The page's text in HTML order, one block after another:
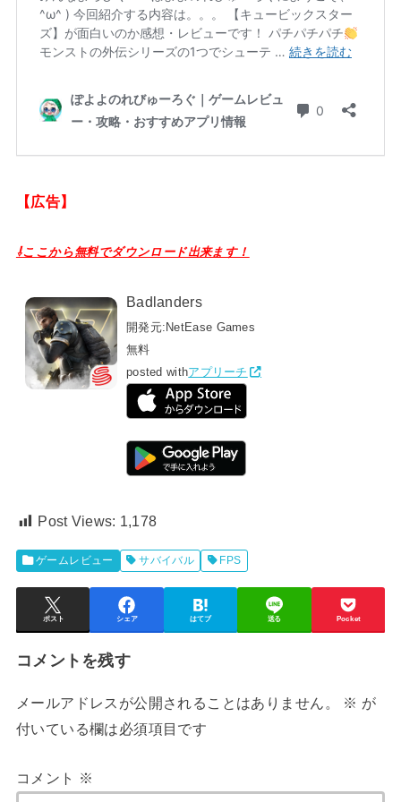
【広告】
⇩ここから無料でダウンロード出来ます！
Badlanders
開発元:NetEase Games
無料
posted withアプリーチ
Post Views: 1,178
ゲームレビュー サバイバル FPS
ポスト シェア はてブ 送る Pocket
コメントを残す
メールアドレスが公開されることはありません。 ※ が
付いている欄は必須項目です
コメント ※